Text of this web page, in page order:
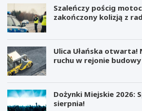
Szaleńczy pościg
zakończony kolizją z
Ulica Ułańska otwarta!
ruchu w rejonie budowy
Dożynki Miejskie 2026:
sierpnia!